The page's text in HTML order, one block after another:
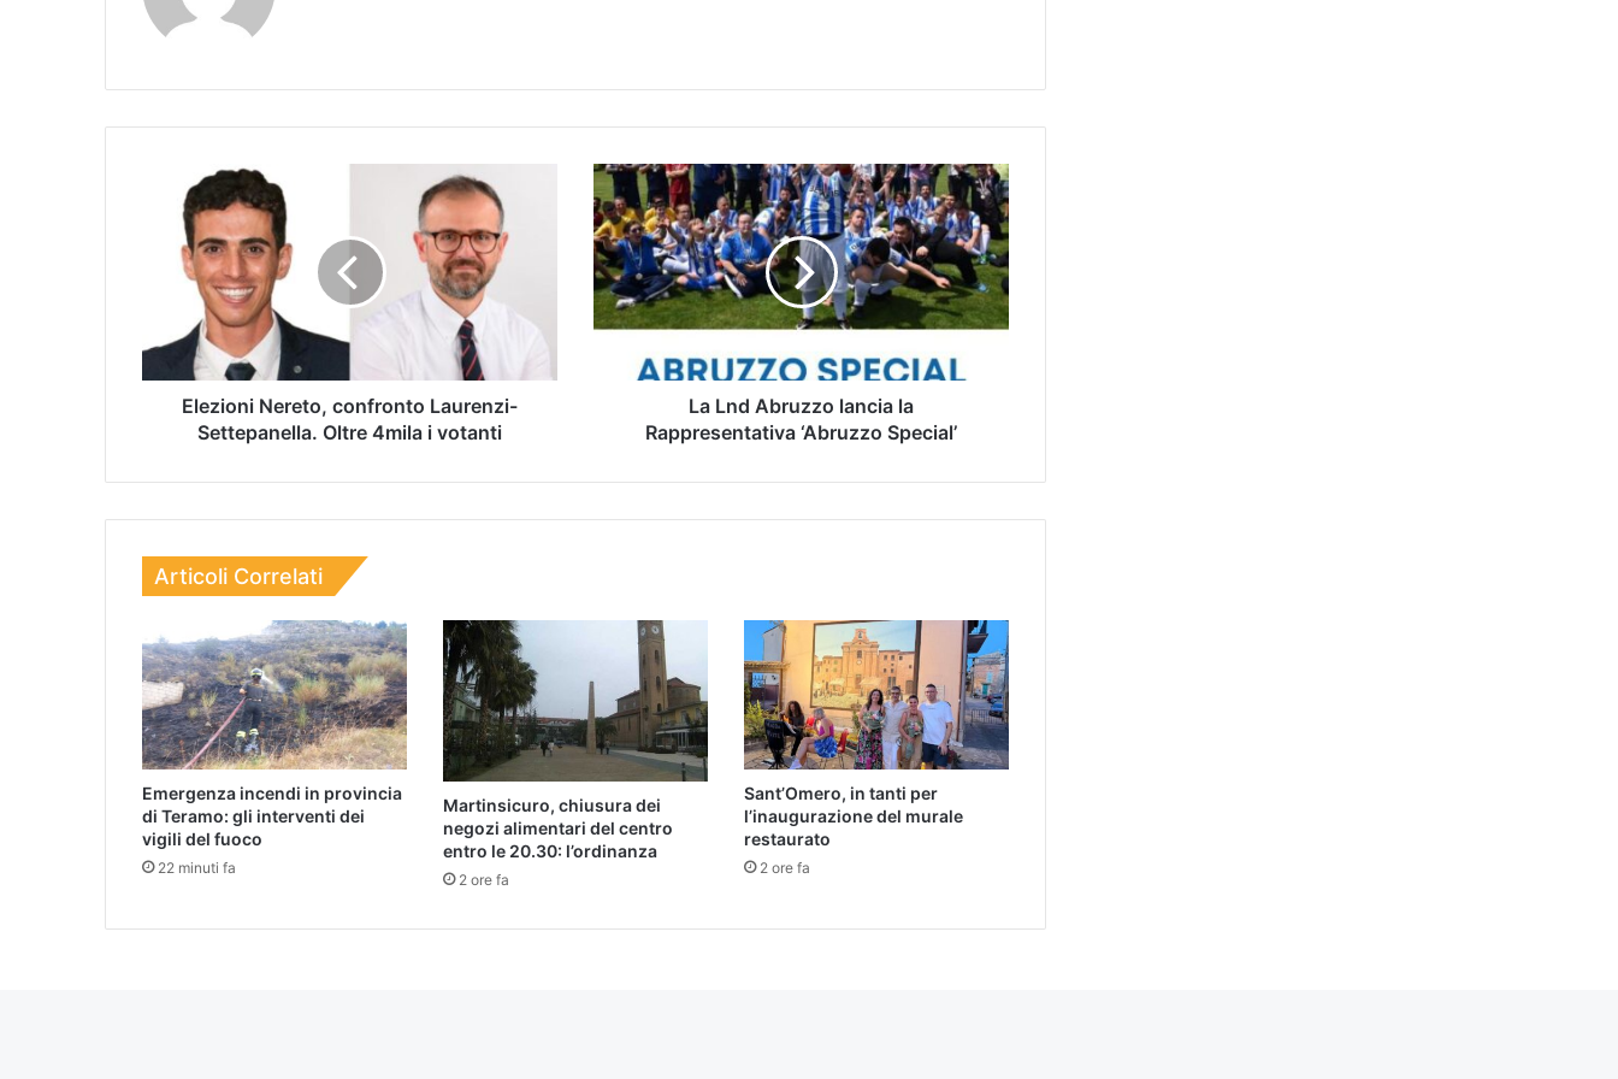
Elezioni Nereto, confronto Laurenzi-
Settepanella. Oltre 4mila i votanti
La Lnd Abruzzo lancia la
Rappresentativa ‘Abruzzo Special’
Articoli Correlati
Emergenza incendi in provincia
di Teramo: gli interventi dei
vigili del fuoco
22 minuti fa
Martinsicuro, chiusura dei
negozi alimentari del centro
entro le 20.30: l’ordinanza
2 ore fa
Sant’Omero, in tanti per
l’inaugurazione del murale
restaurato
2 ore fa